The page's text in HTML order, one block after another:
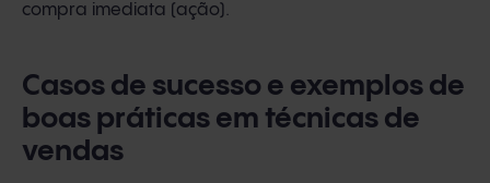
compra imediata (ação).
Casos de sucesso e exemplos de
boas práticas em técnicas de
vendas